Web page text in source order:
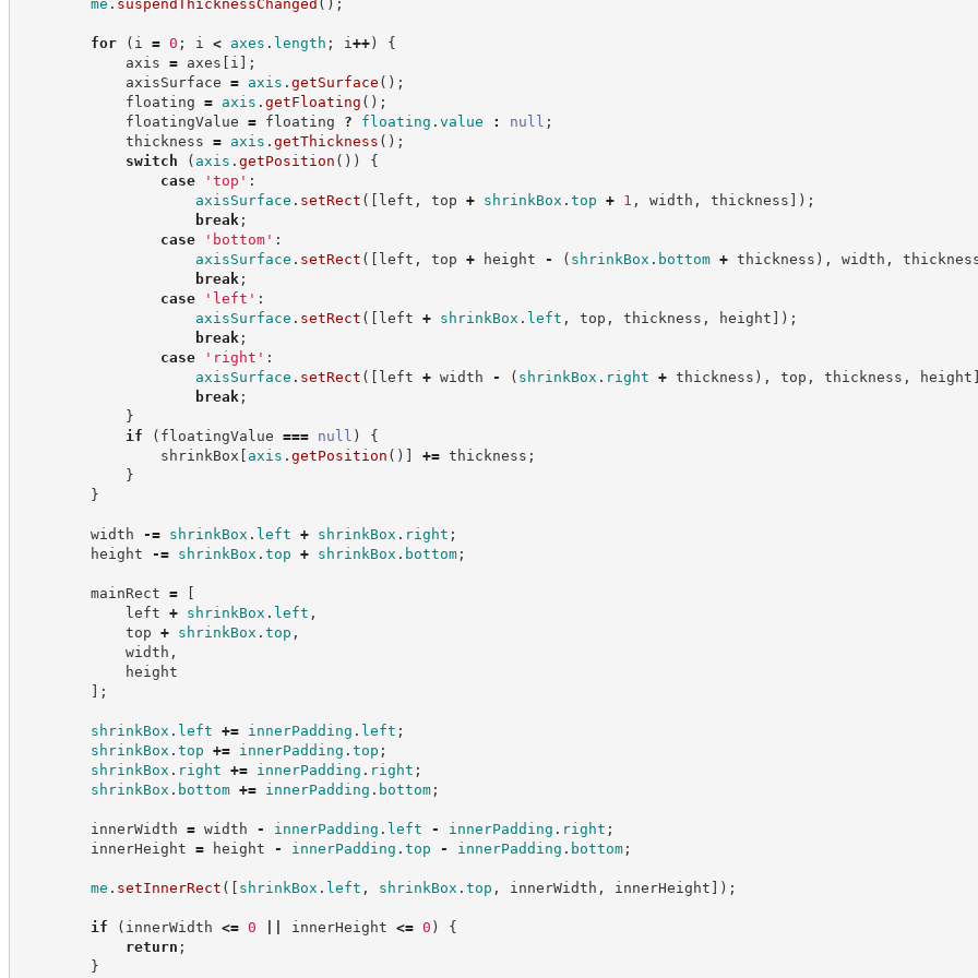
me . suspendThicknessChanged ( ) ;
for ( i = 0 ; i < axes . length ; i ++)
{
axis = axes [ i ] ;
axisSurface = axis . getSurface ( ) ;
floating = axis . getFloating ( ) ;
floatingValue = floating ? floating . value : null ;
thickness = axis . getThickness ( ) ;
switch
( axis . getPosition ( ) )
{
case
' top ' :
axisSurface . setRect ( [ left , top + shrinkBox . top + 1 , width , thickness ] ) ;
break ;
case
' bottom' :
axisSurface . setRect ( [ left , top + height - ( shrinkBox . bottom + thickness ) , width ,
break ;
case
' left ' :
axisSurface . setRect ( [ left + shrinkBox . left , top , thickness , height ] ) ;
break ;
case
' right ' :
axisSurface . setRect ( [ left + width - ( shrinkBox . right + thickness ) , top , thickness , height ]
break ;
}
if
( floatingValue === null )
{
shrinkBox [ axis . getPosition ( ) ] += thickness ;
}
}
width -= shrinkBox . left + shrinkBox . right ;
height
-= shrinkBox . top + shrinkBox . bottom;
mainRect =
[
left + shrinkBox . left ,
top + shrinkBox . top ,
width ,
height
] ;
shrinkBox . left += innerPadding . left ;
shrinkBox . top += innerPadding . top ;
shrinkBox . right += innerPadding . right ;
shrinkBox . bottom += innerPadding . bottom;
innerWidth = width - innerPadding . left - innerPadding . right ;
innerHeight = height - innerPadding . top - innerPadding . bottom;
me . setInnerRect ( [ shrinkBox . left , shrinkBox . top , innerWidth , innerHeight ] ) ;
if ( innerWidth <= 0 innerHeight <= 0 )
{
return ;
}